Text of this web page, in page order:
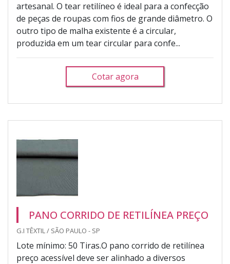
artesanal. O tear retilíneo é ideal para a confecção
de peças de roupas com fios de grande diâmetro. O
outro tipo de malha existente é a circular,
produzida em um tear circular para confe...
Cotar agora
PANO CORRIDO DE RETILÍNEA PREÇO
G.I TÊXTIL / SÃO PAULO - SP
Lote mínimo: 50 Tiras.O pano corrido de retilínea
preço acessível deve ser alinhado a diversos